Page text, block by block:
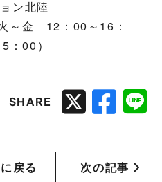
ン北陸
金 12：00～16：
00）
SHARE
戻る 次の記事